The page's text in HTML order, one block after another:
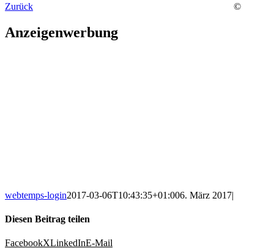
Zurück
Anzeigenwerbung
webtemps-login2017-03-06T10:43:35+01:006. März 2017|
Diesen Beitrag teilen
FacebookXLinkedInE-Mail
©